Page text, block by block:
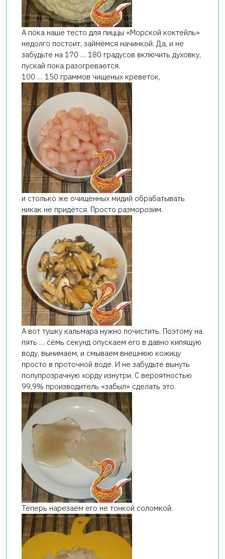
А пока наше тесто для пиццы «Морской коктейль»
недолго постоит, займёмся начинкой. Да, и не
забудьте на 170 … 180 градусов включить духовку,
пускай пока разогревается.
100 … 150 граммов чищеных креветок,
и столько же очищенных мидий обрабатывать
никак не придётся. Просто разморозим.
А вот тушку кальмара нужно почистить. Поэтому на
пять … семь секунд опускаем его в давно кипящую
воду, вынимаем, и смываем внешнюю кожицу
просто в проточной воде. И не забудьте вынуть
полупрозрачную хорду изнутри. С вероятностью
99,9% производитель «забыл» сделать это.
Теперь нарезаем его не тонкой соломкой.